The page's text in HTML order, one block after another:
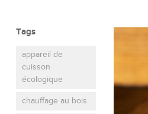
Tags
appareil de
cuisson
écologique
chauffage au bois